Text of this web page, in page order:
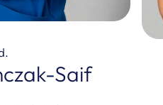
Saif